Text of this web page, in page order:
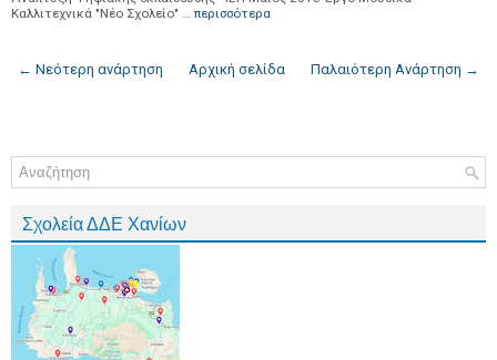
Καλλιτεχνικά "Νέο Σχολείο" … περισσότερα
← Νεότερη ανάρτηση Παλαιότερη Ανάρτηση →
Αρχική σελίδα
Σχολεία ΔΔΕ Χανίων